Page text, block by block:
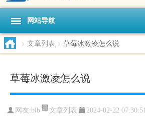
网站导航
> 文章列表 > 草莓冰激凌怎么说
草莓冰激凌怎么说
网友:blb 文章列表 2024-02-22 07:30:51